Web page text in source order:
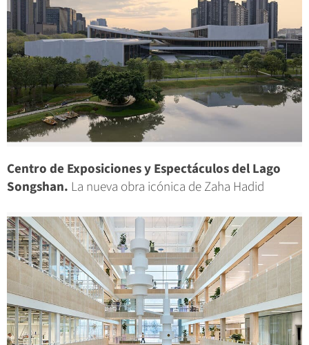
Centro de Exposiciones y Espectáculos del Lago
Songshan. La nueva obra icónica de Zaha Hadid